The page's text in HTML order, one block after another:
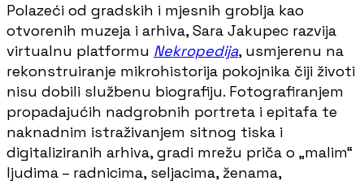
Polazeći od gradskih i mjesnih groblja kao
otvorenih muzeja i arhiva, Sara Jakupec razvija
virtualnu platformu Nekropedija, usmjerenu na
rekonstruiranje mikrohistorija pokojnika čiji životi
nisu dobili službenu biografiju. Fotografiranjem
propadajućih nadgrobnih portreta i epitafa te
naknadnim istraživanjem sitnog tiska i
digitaliziranih arhiva, gradi mrežu priča o „malim“
ljudima – radnicima, seljacima, ženama,